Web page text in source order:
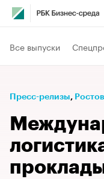
Все выпуски
Пресс-релизы⁠,